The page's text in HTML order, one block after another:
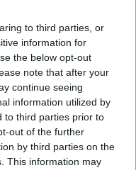
to third parties, or
information for
the below opt-out
note that after your
continue seeing
information utilized by
to third parties prior to
out of the further
by third parties on the
This information may